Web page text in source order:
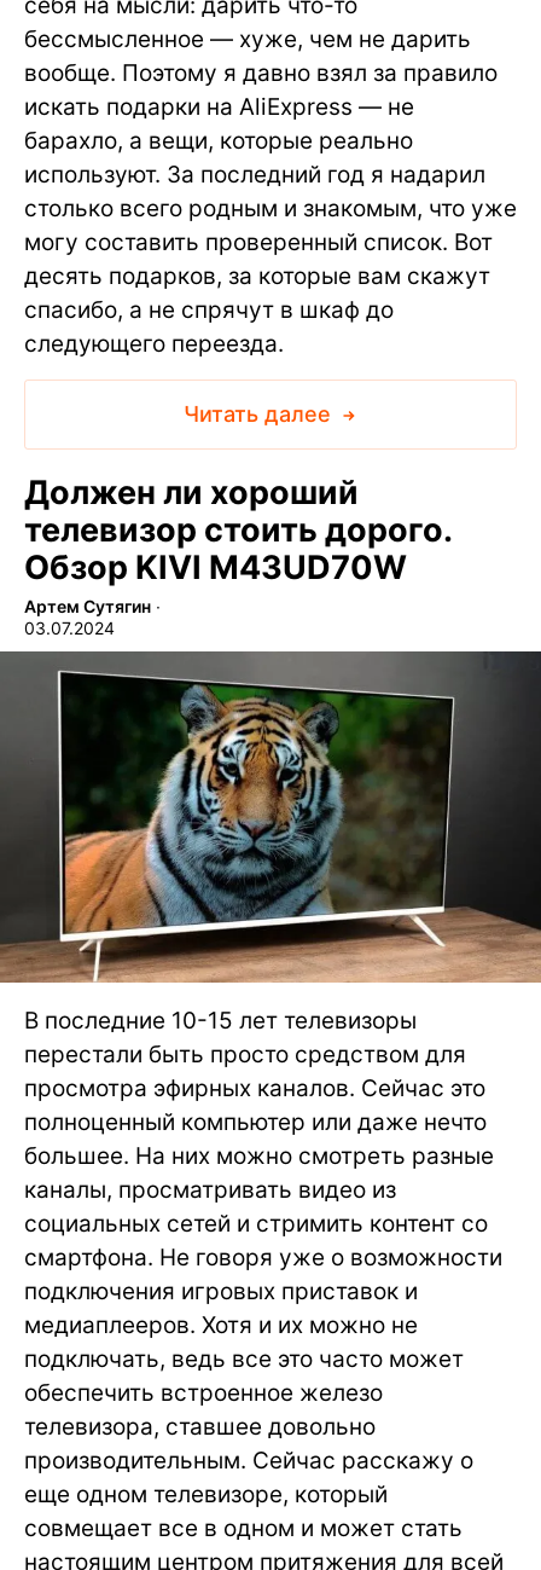
бессмысленное — хуже, чем не дарить
вообще. Поэтому я давно взял за правило
искать подарки на AliExpress — не
барахло, а вещи, которые реально
используют. За последний год я надарил
столько всего родным и знакомым, что уже
могу составить проверенный список. Вот
десять подарков, за которые вам скажут
спасибо, а не спрячут в шкаф до
следующего переезда.
Читать далее
Должен ли хороший
телевизор стоить дорого.
Обзор KIVI M43UD70W
Артем Сутягин ∙
03.07.2024
В последние 10-15 лет телевизоры
перестали быть просто средством для
просмотра эфирных каналов. Сейчас это
полноценный компьютер или даже нечто
большее. На них можно смотреть разные
каналы, просматривать видео из
социальных сетей и стримить контент со
смартфона. Не говоря уже о возможности
подключения игровых приставок и
медиаплееров. Хотя и их можно не
подключать, ведь все это часто может
обеспечить встроенное железо
телевизора, ставшее довольно
производительным. Сейчас расскажу о
еще одном телевизоре, который
совмещает все в одном и может стать
настоящим центром притяжения для всей